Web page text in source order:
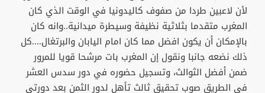
لأن لاعبين طردا من صفوف كاليدونيا في الوقت الذي كان
المغرب متقدما بثلاثية نظيفة وسيطرة ميدانية..وانه كان
بالإمكان أن يكون افضل مما كان امام اليابان والبرتغال....كل
ذلك نضعه جانبا ونقول إن المغرب بات مرشحا قويا للمرور
ضمن أفضل الثوالث، وتسجيل حضوره في دور سدس العشر
في الطريق صوب تحقيق ثالث تأهل لدور الثمن بعد دورتي